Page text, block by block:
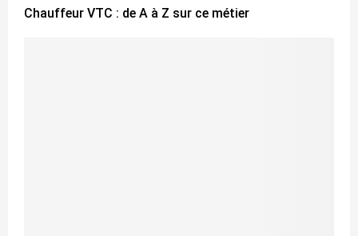
Chauffeur VTC : de A à Z sur ce métier